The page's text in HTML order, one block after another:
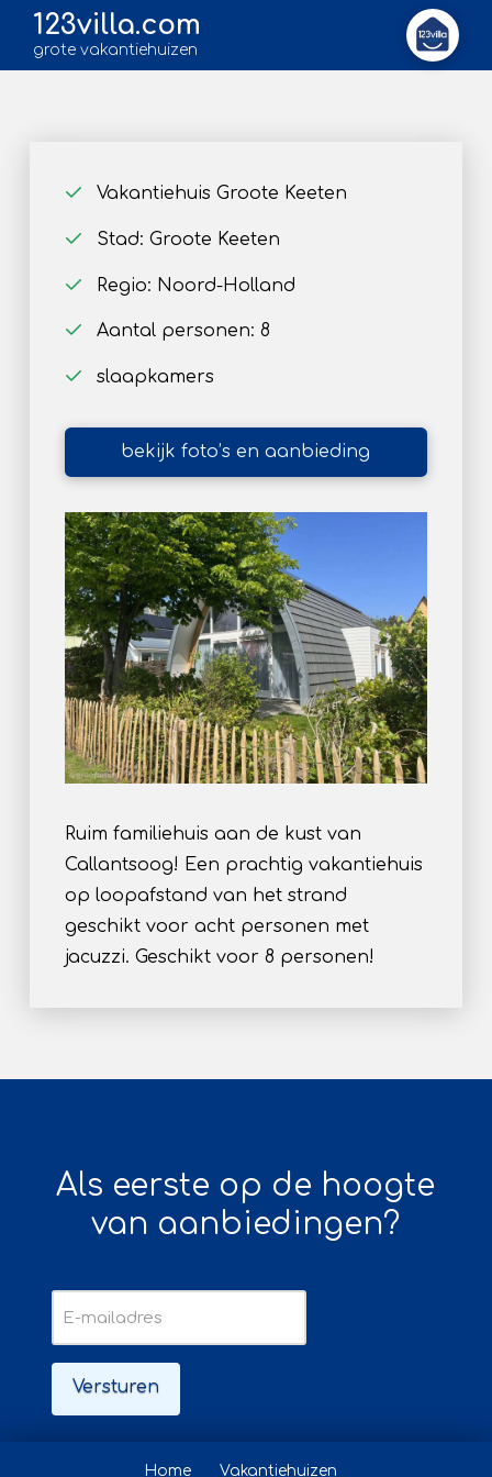
123villa.com
grote vakantiehuizen
Vakantiehuis Groote Keeten
Stad: Groote Keeten
Regio: Noord-Holland
Aantal personen: 8
slaapkamers
bekijk foto’s en aanbieding
Ruim familiehuis aan de kust van
Callantsoog! Een prachtig vakantiehuis
op loopafstand van het strand
geschikt voor acht personen met
jacuzzi. Geschikt voor 8 personen!
Als eerste op de hoogte
van aanbiedingen?
Home Vakantiehuizen